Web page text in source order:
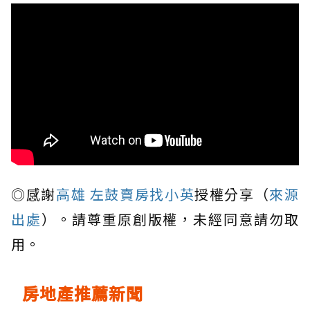
◎感謝高雄 左鼓賣房找小英授權分享（來源
出處）。請尊重原創版權，未經同意請勿取
用。
房地產推薦新聞